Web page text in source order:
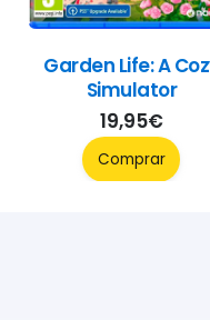
Garden Life: A
Simulator
19,95€
Comprar